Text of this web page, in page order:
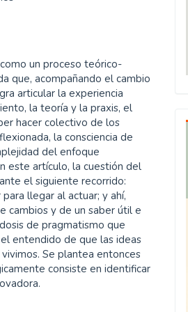
un proceso teórico-
que, acompañando el cambio
articular la experiencia
la teoría y la praxis, el
hacer colectivo de los
la consciencia de
del enfoque
este artículo, la cuestión del
el siguiente recorrido:
llegar al actuar; y ahí,
cambios y de un saber útil e
de pragmatismo que
entendido de que las ideas
Se plantea entonces
consiste en identificar